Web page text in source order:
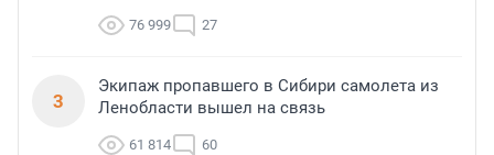
76 999 27
3
Экипаж пропавшего в Сибири самолета из
Ленобласти вышел на связь
61 814 60